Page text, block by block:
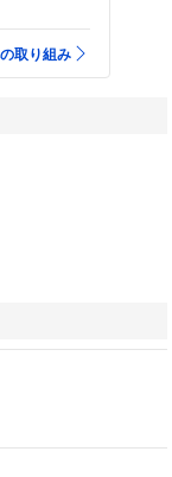
取り組み